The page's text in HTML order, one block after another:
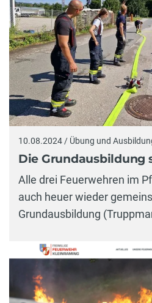
10.08.2024 / Übung und
Die Grundausbildung
Alle drei Feuerwehren im
auch heuer wieder
Grundausbildung